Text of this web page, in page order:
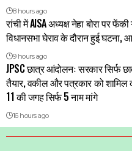
8 hours ago
रांची में AISA अध्यक्ष नेहा बोरा पर फेंकी
विधानसभा घेराव के दौरान हुई घटना,
9 hours ago
JPSC छात्र आंदोलनः सरकार सिर्फ
तैयार, वकील और पत्रकार को
11 की जगह सिर्फ 5 नाम मांगे
16 hours ago